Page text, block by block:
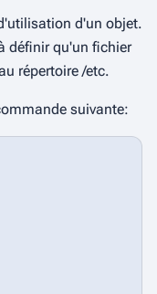
d'un objet.
définir qu'un fichier
répertoire/etc.
suivante: